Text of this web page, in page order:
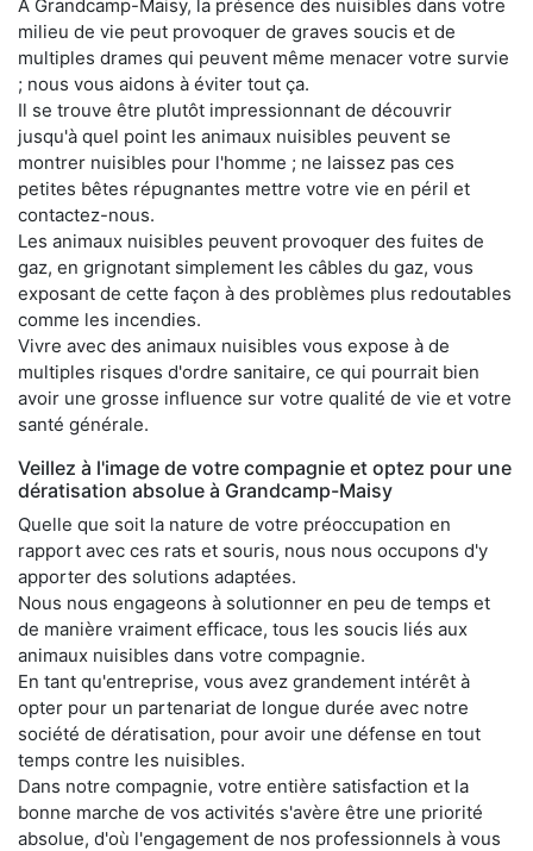
À Grandcamp-Maisy, la présence des nuisibles dans votre
milieu de vie peut provoquer de graves soucis et de
multiples drames qui peuvent même menacer votre survie
; nous vous aidons à éviter tout ça.
Il se trouve être plutôt impressionnant de découvrir
jusqu'à quel point les animaux nuisibles peuvent se
montrer nuisibles pour l'homme ; ne laissez pas ces
petites bêtes répugnantes mettre votre vie en péril et
contactez-nous.
Les animaux nuisibles peuvent provoquer des fuites de
gaz, en grignotant simplement les câbles du gaz, vous
exposant de cette façon à des problèmes plus redoutables
comme les incendies.
Vivre avec des animaux nuisibles vous expose à de
multiples risques d'ordre sanitaire, ce qui pourrait bien
avoir une grosse influence sur votre qualité de vie et votre
santé générale.
Veillez à l'image de votre compagnie et optez pour une
dératisation absolue à Grandcamp-Maisy
Quelle que soit la nature de votre préoccupation en
rapport avec ces rats et souris, nous nous occupons d'y
apporter des solutions adaptées.
Nous nous engageons à solutionner en peu de temps et
de manière vraiment efficace, tous les soucis liés aux
animaux nuisibles dans votre compagnie.
En tant qu'entreprise, vous avez grandement intérêt à
opter pour un partenariat de longue durée avec notre
société de dératisation, pour avoir une défense en tout
temps contre les nuisibles.
Dans notre compagnie, votre entière satisfaction et la
bonne marche de vos activités s'avère être une priorité
absolue, d'où l'engagement de nos professionnels à vous